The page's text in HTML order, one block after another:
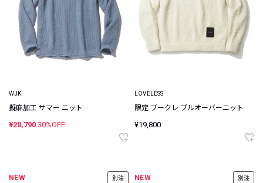
WJK
擬麻加工 サマー ニット
¥20,790 30%OFF
LOVELESS
限定 ブークレ プルオーバーニット
¥19,800
NEW 別注 NEW 別注